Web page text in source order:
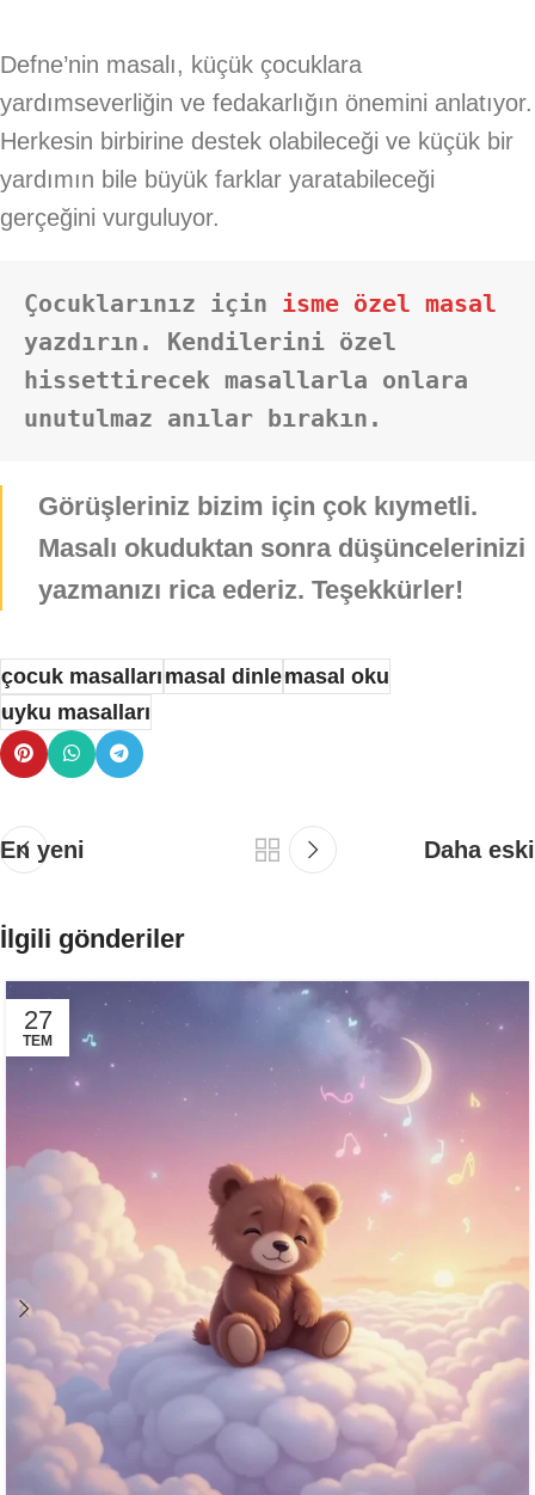
Defne’nin masalı, küçük çocuklara
yardımseverliğin ve fedakarlığın önemini anlatıyor.
Herkesin birbirine destek olabileceği ve küçük bir
yardımın bile büyük farklar yaratabileceği
gerçeğini vurguluyor.
Çocuklarınız için isme özel masal
yazdırın. Kendilerini özel
hissettirecek masallarla onlara
unutulmaz anılar bırakın.
Görüşleriniz bizim için çok kıymetli.
Masalı okuduktan sonra düşüncelerinizi
yazmanızı rica ederiz. Teşekkürler!
çocuk masallarımasal dinlemasal oku
uyku masalları
En yeni Daha eski
İlgili gönderiler
27
TEM